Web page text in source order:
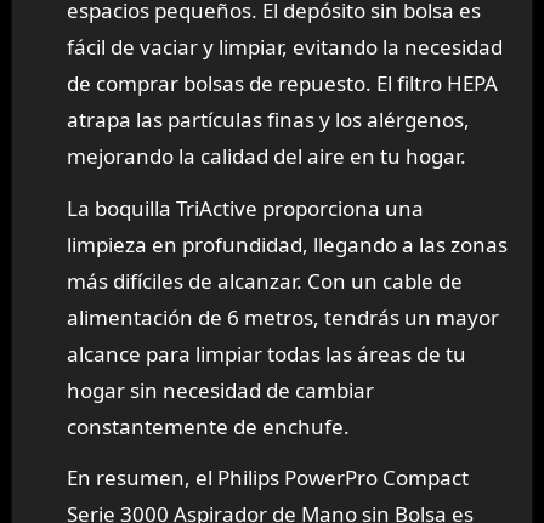
espacios pequeños. El depósito sin bolsa es
fácil de vaciar y limpiar, evitando la necesidad
de comprar bolsas de repuesto. El filtro HEPA
atrapa las partículas finas y los alérgenos,
mejorando la calidad del aire en tu hogar.
La boquilla TriActive proporciona una
limpieza en profundidad, llegando a las zonas
más difíciles de alcanzar. Con un cable de
alimentación de 6 metros, tendrás un mayor
alcance para limpiar todas las áreas de tu
hogar sin necesidad de cambiar
constantemente de enchufe.
En resumen, el Philips PowerPro Compact
Serie 3000 Aspirador de Mano sin Bolsa es